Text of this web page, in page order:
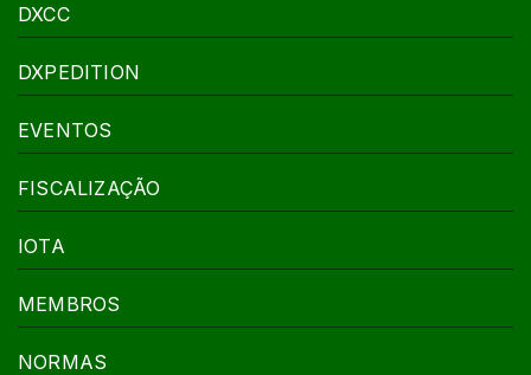
DXCC
DXPEDITION
EVENTOS
FISCALIZAÇÃO
IOTA
MEMBROS
NORMAS